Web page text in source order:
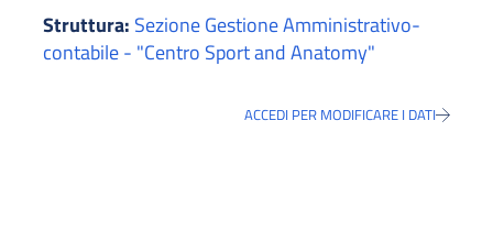
Struttura: Sezione Gestione Amministrativo-
contabile - "Centro Sport and Anatomy"
ACCEDI PER MODIFICARE I DATI